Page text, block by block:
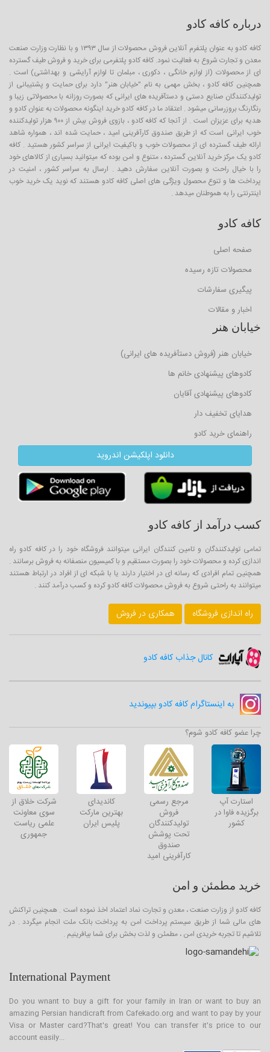
درباره کافه کادو
کافه کادو به عنوان پلتفرم آنلاین فروش محصولات از سال ۱۳۹۳ و با نظارت وزارت صنعت
معدن و تجارت شروع به فعالیت نمود. کافه کادو پلتفرمی برای خرید و فروش طیف گسترده
ای از محصولات (از لوازم خانگی ، دکوری ، مبلمان تا لوازم آرایشی و بهداشتی) است .
همچنین کافه کادو ، بخش مهمی به نام "خیابان هنر" دارد برای حمایت و پشتیبانی از
تولیدکنندگان صنایع دستی و دستآفریده های ایرانی که بصورت روزانه با محصولاتی زیبا و
رنگارنگ بروزرسانی میشود . اعتقاد ما در کافه کادو خرید اینگونه محصولات به عنوان کادو و
هدیه برای عزیزان است . از آنجا که کافه کادو ، بازوی فروش بیش از ۹۰۰ هزار تولیدکننده
خوب ایرانی است که از طریق صندوق کارآفرینی امید ، حمایت شده اند ، همواره شاهد
ارائه طیف گسترده ای از محصولات خوب و باکیفیت ایرانی از سراسر کشور هستید . کافه
کادو یک مرکز خرید آنلاین گسترده ، متنوع و امن بوده که میتوانید بسیاری از کالاهای خود
را با خیال راحت و بصورت آنلاین سفارش دهید . ارسال به سراسر کشور ، امنیت در
پرداخت ها و تنوع محصول ویژگی های اصلی کافه کادو هستند که نوید یک خرید خوب
اینترنتی را به هموطنان میدهد .
کافه کادو
صفحه اصلی
محصولات تازه رسیده
پیگیری سفارشات
اخبار و مقالات
خیابان هنر
خیابان هنر (فروش دستآفریده های ایرانی)
کادوهای پیشنهادی خانم ها
کادوهای پیشنهادی آقایان
هدایای تخفیف دار
راهنمای خرید کادو
دانلود اپلکیشن اندروید
کسب درآمد از کافه کادو
تمامی تولیدکنندگان و تامین کنندگان ایرانی میتوانند فروشگاه خود را در کافه کادو راه
اندازی کرده و محصولات خود را بصورت مستقیم و با کمیسیون منصفانه به فروش برسانند .
همچنین تمام افرادی که رسانه ای در اختیار دارند یا با شبکه ای از افراد در ارتباط هستند
میتوانند به راحتی شروع به فروش محصولات کافه کادو کرده و کسب درآمد کنند .
راه اندازی فروشگاه همکاری در فروش
به اینستاگرام کافه کادو بپیوندید
کانال جذاب کافه کادو
چرا عضو کافه کادو شوم؟
استارت آپ
برگزیده فاوا در
کشور
مرجع رسمی
فروش
تولیدکنندگان
تحت پوشش
صندوق
کارآفرینی امید
کاندیدای
بهترین مارکت
پلیس ایران
شرکت خلاق از
سوی معاونت
علمی ریاست
جمهوری
خرید مطمئن و امن
کافه کادو از وزارت صنعت ، معدن و تجارت نماد اعتماد اخذ نموده است . همچنین تراکنش
های مالی شما از طریق سیستم پرداخت امن به پرداخت بانک ملت انجام میگردد . در
تلاشیم تا تجربه خریدی امن ، مطمئن و لذت بخش برای شما بیافرینیم .
International Payment
Do you wnant to buy a gift for your family in Iran or want to buy an
amazing Persian handicraft from Cafekado.org and want to pay by your
Visa or Master card?That's great! You can transfer it's price to our
account easily...